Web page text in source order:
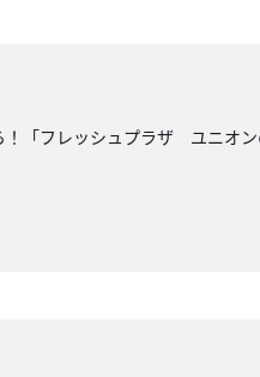
「フレッシュプラザ ユニオ